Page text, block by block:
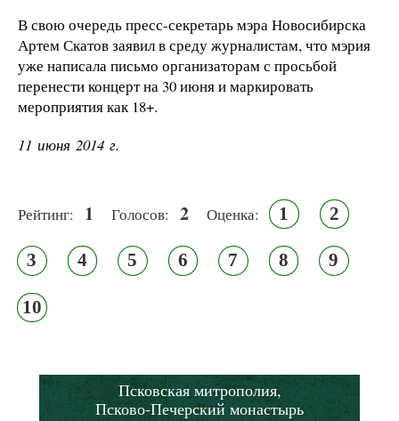
В свою очередь пресс-секретарь мэра Новосибирска
Артем Скатов заявил в среду журналистам, что мэрия
уже написала письмо организаторам с просьбой
перенести концерт на 30 июня и маркировать
мероприятия как 18+.
11 июня 2014 г.
Рейтинг: 1 Голосов: 2 Оценка: 1 2
3 4 5 6 7 8 9
10
Псковская митрополия,
Псково-Печерский монастырь